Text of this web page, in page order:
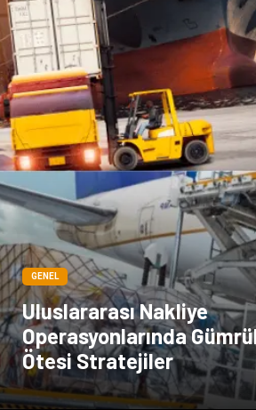
GENEL
Uluslararası Nakliye
Operasyonlarında
Ötesi Stratejiler